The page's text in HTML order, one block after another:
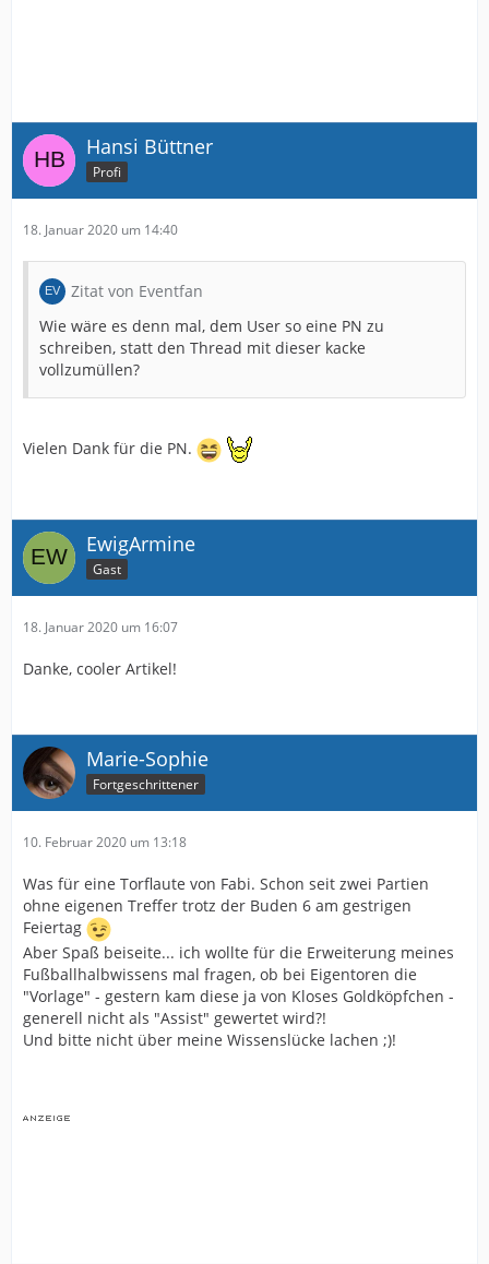
Hansi Büttner
Profi
18. Januar 2020 um 14:40
Zitat von Eventfan
Wie wäre es denn mal, dem User so eine PN zu
schreiben, statt den Thread mit dieser kacke
vollzumüllen?
Vielen Dank für die PN.
EwigArmine
Gast
18. Januar 2020 um 16:07
Danke, cooler Artikel!
Marie-Sophie
Fortgeschrittener
10. Februar 2020 um 13:18
Was für eine Torflaute von Fabi. Schon seit zwei Partien
ohne eigenen Treffer trotz der Buden 6 am gestrigen
Feiertag
Aber Spaß beiseite... ich wollte für die Erweiterung meines
Fußballhalbwissens mal fragen, ob bei Eigentoren die
"Vorlage" - gestern kam diese ja von Kloses Goldköpfchen -
generell nicht als "Assist" gewertet wird?!
Und bitte nicht über meine Wissenslücke lachen ;)!